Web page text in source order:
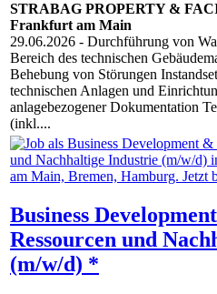
STRABAG PROPERTY &
Frankfurt am Main
29.06.2026 - Durchführung von
Bereich des technischen
Behebung von Störungen
technischen Anlagen und
anlagebezogener Dokumentation
(inkl....
Business
Ressourcen und
(m/w/d) *